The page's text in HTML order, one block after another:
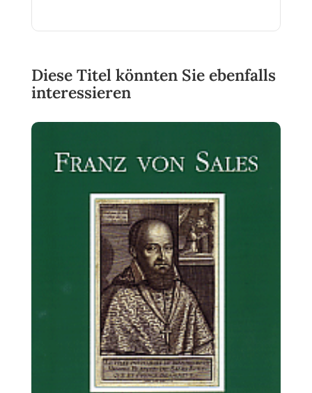
Diese Titel könnten Sie ebenfalls
interessieren